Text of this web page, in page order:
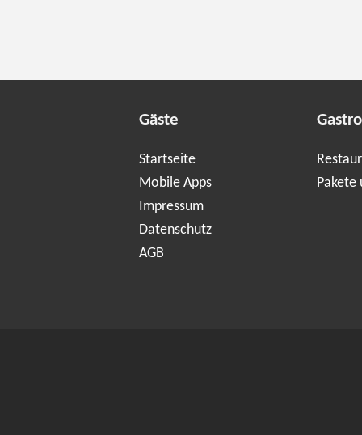
Gäste
Startseite
Mobile Apps
Impressum
Datenschutz
AGB
Pakete